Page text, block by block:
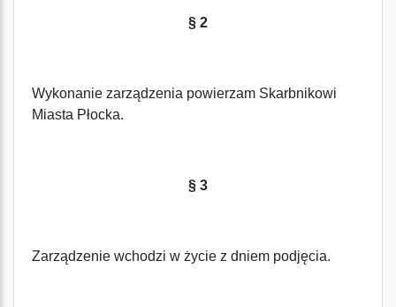
§ 2
Wykonanie zarządzenia powierzam Skarbnikowi
Miasta Płocka.
§ 3
Zarządzenie wchodzi w życie z dniem podjęcia.